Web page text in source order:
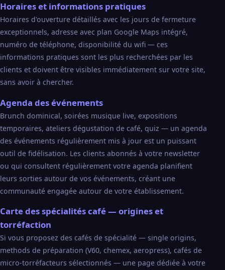
Horaires et informations pratiques
Horaires d'ouverture détaillés avec les jours de fermeture
exceptionnels, adresse avec plan Google Maps intégré,
numéro de téléphone, disponibilité du wifi — ces
informations pratiques sont les plus recherchées par les
clients et doivent être visibles immédiatement sur votre site,
sans avoir à chercher.
Agenda des événements
Brunch dominical, soirées musique live, expositions
temporaires, ateliers dégustation de café, quiz — un agenda
des événements régulièrement mis à jour est un puissant
outil de fidélisation. Les clients abonnés à votre newsletter
ou qui consultent régulièrement votre agenda planifient
leurs sorties autour de vos événements, créant une
communauté engagée autour de votre établissement.
Carte des spécialités café — origines et
torréfaction
Si vous proposez des cafés de spécialité — single origins,
methods de préparation (V60, chemex, aeropress), cafés de
micro-torréfacteurs sélectionnés — une page dédiée à votre